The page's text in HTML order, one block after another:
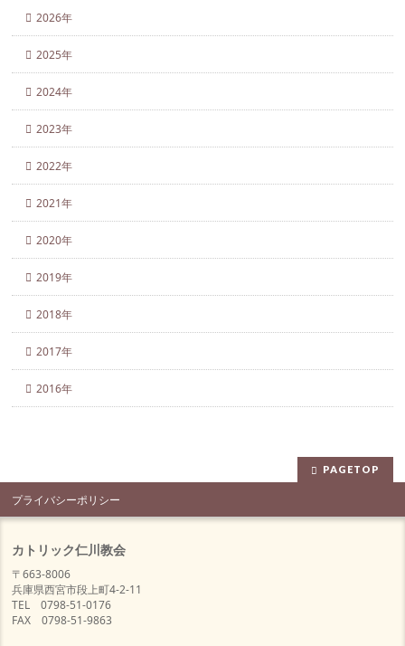
2026年
2025年
2024年
2023年
2022年
2021年
2020年
2019年
2018年
2017年
2016年
PAGETOP
プライバシーポリシー
カトリック仁川教会
〒663-8006
兵庫県西宮市段上町4-2-11
TEL 0798-51-0176
FAX 0798-51-9863